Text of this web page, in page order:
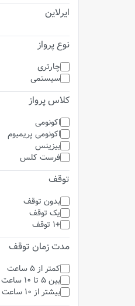
ایرلاین
نوع پرواز
چارتری
سیستمی
کلاس پرواز
اکونومی
اکونومی پریمیوم
بیزینس
فرست کلس
توقف
بدون توقف
یک توقف
+1 توقف
مدت زمان توقف
کمتر از 5 ساعت
بین 5 تا 10 ساعت
بیشتر از 10 ساعت